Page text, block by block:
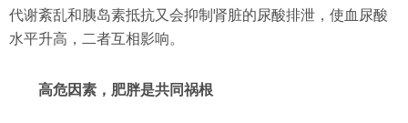
代谢紊乱和胰岛素抵抗又会抑制肾脏的尿酸排泄，使血尿酸
水平升高，二者互相影响。
高危因素，肥胖是共同祸根